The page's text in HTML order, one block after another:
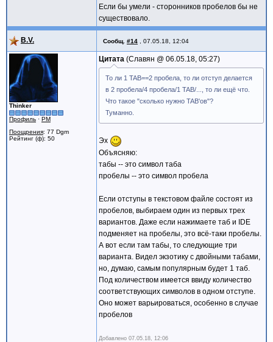
Если бы умели - сторонников пробелов бы не
существовало.
B.V. Сообщ. #14 07.05.18, 12:04
Thinker
Профиль · PM
Поощрения: 77 Dgm
Рейтинг (ф): 50
Цитата Славян @ 06.05.18, 05:27
То ли 1 TAB==2 пробела, то ли отступ делается
в 2 пробела/4 пробела/1 TAB/..., то ли ещё что.
Что такое "сколько нужно TAB'ов"?
Туманно.
Эх
Объясняю:
табы -- это символ таба
пробелы -- это символ пробела
Если отступы в текстовом файле состоят из
пробелов, выбираем один из первых трех
вариантов. Даже если нажимаете таб и IDE
подменяет на пробелы, это всё-таки пробелы.
А вот если там табы, то следующие три
варианта. Видел экзотику с двойными табами,
но, думаю, самым популярным будет 1 таб.
Под количеством имеется ввиду количество
соответствующих символов в одном отступе.
Оно может варьироваться, особенно в случае
пробелов
Добавлено 07.05.18, 12:06